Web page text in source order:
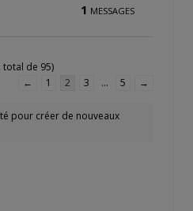
1 MESSAGES
total de 95)
←
1 2 3 … 5 →
pour créer de nouveaux